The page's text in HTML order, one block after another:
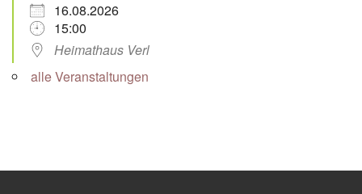
16.08.2026
15:00
Heimathaus Verl
alle Veranstaltungen